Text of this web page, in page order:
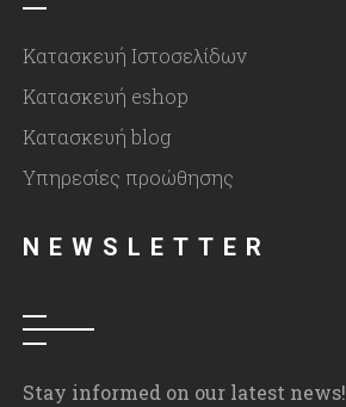
Κατασκευή Ιστοσελίδων
Κατασκευή eshop
Κατασκευή blog
Υπηρεσίες προώθησης
NEWSLETTER
Stay informed on our latest news!